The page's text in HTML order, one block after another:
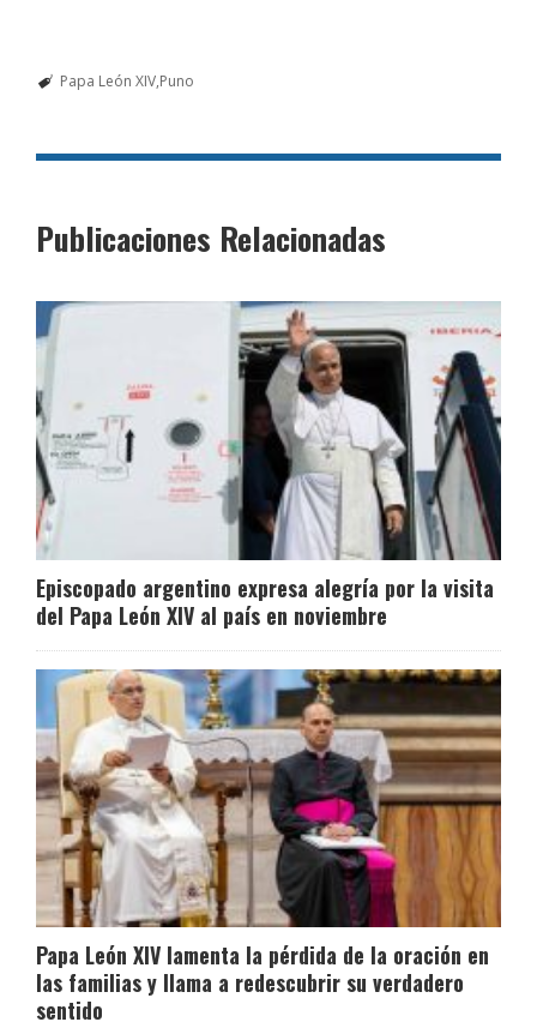
Papa León XIV Puno
Publicaciones Relacionadas
Episcopado argentino expresa alegría por la visita
del Papa León XIV al país en noviembre
Papa León XIV lamenta la pérdida de la oración en
las familias y llama a redescubrir su verdadero
sentido